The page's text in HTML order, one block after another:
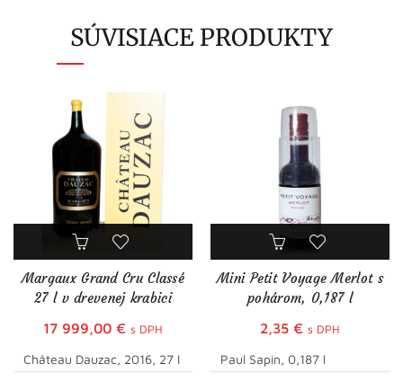
SÚVISIACE PRODUKTY
Margaux Grand Cru Classé
27 l v drevenej krabici
17 999,00 € s DPH
Château Dauzac, 2016, 27 l
Mini Petit Voyage Merlot s
pohárom, 0,187 l
2,35 € s DPH
Paul Sapin, 0,187 l